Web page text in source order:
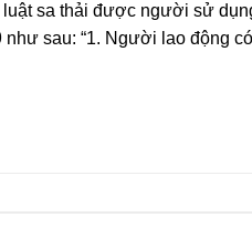
sa thải được người sử
sau: “1. Người lao động